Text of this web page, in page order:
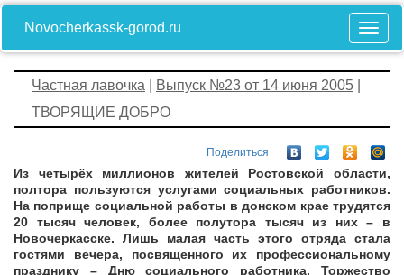
Novocherkassk-gorod.ru
Частная лавочка Выпуск №23 от 14 июня 2005
ТВОРЯЩИЕ ДОБРО
Поделиться
Из четырёх миллионов жителей Ростовской области,
полтора пользуются услугами социальных работников.
На поприще социальной работы в донском крае трудятся
20 тысяч человек, более полутора тысяч из них – в
Новочеркасске. Лишь малая часть этого отряда стала
гостями вечера, посвященного их профессиональному
празднику – Дню социального работника. Торжество